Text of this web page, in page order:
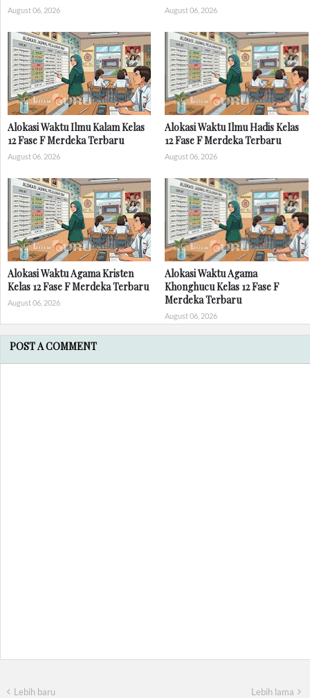
August 06, 2026 August 06, 2026
Alokasi Waktu Ilmu Kalam Kelas
12 Fase F Merdeka Terbaru
August 06, 2026
Alokasi Waktu Ilmu Hadis Kelas
12 Fase F Merdeka Terbaru
August 06, 2026
Alokasi Waktu Agama Kristen
Kelas 12 Fase F Merdeka Terbaru
August 06, 2026
Alokasi Waktu Agama
Khonghucu Kelas 12 Fase F
Merdeka Terbaru
August 06, 2026
POST A COMMENT
Lebih baru Lebih lama